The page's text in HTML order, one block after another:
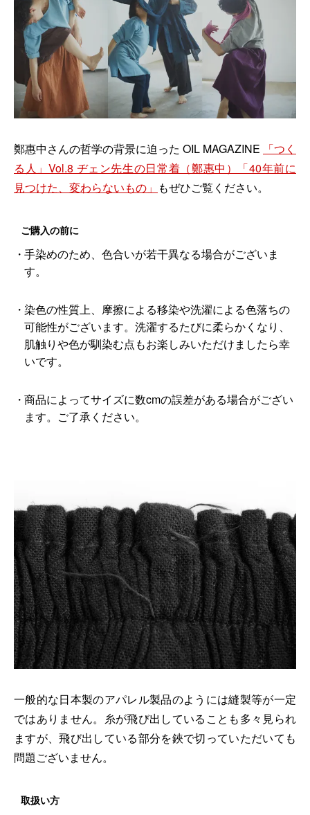
鄭惠中さんの哲学の背景に迫った OIL MAGAZINE
「つく
る人」Vol.8 ヂェン先生の日常着（鄭惠中）「40年前に
見つけた、変わらないもの」 もぜひご覧ください。
ご購入の前に
手染めのため、色合いが若干異なる場合がございま
す。
染色の性質上、摩擦による移染や洗濯による色落ちの
可能性がございます。洗濯するたびに柔らかくなり、
肌触りや色が馴染む点もお楽しみいただけましたら幸
いです。
商品によってサイズに数cmの誤差がある場合がござい
ます。ご了承ください。
一般的な日本製のアパレル製品のようには縫製等が一定
ではありません。糸が飛び出していることも多々見られ
ますが、飛び出している部分を鋏で切っていただいても
問題ございません。
取扱い方